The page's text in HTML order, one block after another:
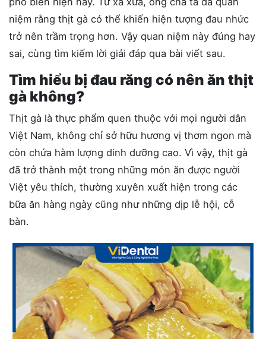
niệm rằng thịt gà có thể khiến hiện tượng đau nhức
trở nên trầm trọng hơn. Vậy quan niệm này đúng hay
sai, cùng tìm kiếm lời giải đáp qua bài viết sau.
Tìm hiểu bị đau răng có nên ăn thịt
gà không?
Thịt gà là thực phẩm quen thuộc với mọi người dân
Việt Nam, không chỉ sở hữu hương vị thơm ngon mà
còn chứa hàm lượng dinh dưỡng cao. Vì vậy, thịt gà
đã trở thành một trong những món ăn được người
Việt yêu thích, thường xuyên xuất hiện trong các
bữa ăn hàng ngày cũng như những dịp lễ hội, cỗ
bàn.